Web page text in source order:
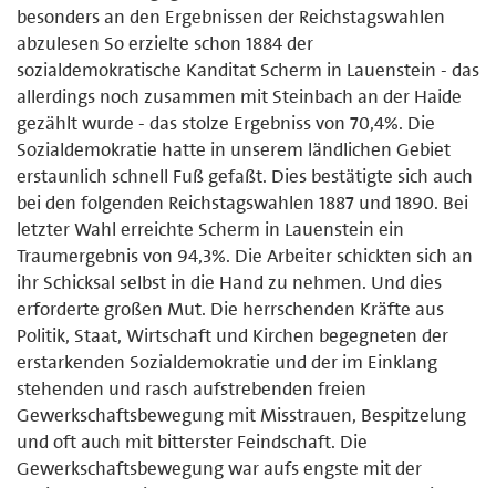
besonders an den Ergebnissen der Reichstagswahlen
abzulesen So erzielte schon 1884 der
sozialdemokratische Kanditat Scherm in Lauenstein - das
allerdings noch zusammen mit Steinbach an der Haide
gezählt wurde - das stolze Ergebniss von 70,4%. Die
Sozialdemokratie hatte in unserem ländlichen Gebiet
erstaunlich schnell Fuß gefaßt. Dies bestätigte sich auch
bei den folgenden Reichstagswahlen 1887 und 1890. Bei
letzter Wahl erreichte Scherm in Lauenstein ein
Traumergebnis von 94,3%. Die Arbeiter schickten sich an
ihr Schicksal selbst in die Hand zu nehmen. Und dies
erforderte großen Mut. Die herrschenden Kräfte aus
Politik, Staat, Wirtschaft und Kirchen begegneten der
erstarkenden Sozialdemokratie und der im Einklang
stehenden und rasch aufstrebenden freien
Gewerkschaftsbewegung mit Misstrauen, Bespitzelung
und oft auch mit bitterster Feindschaft. Die
Gewerkschaftsbewegung war aufs engste mit der